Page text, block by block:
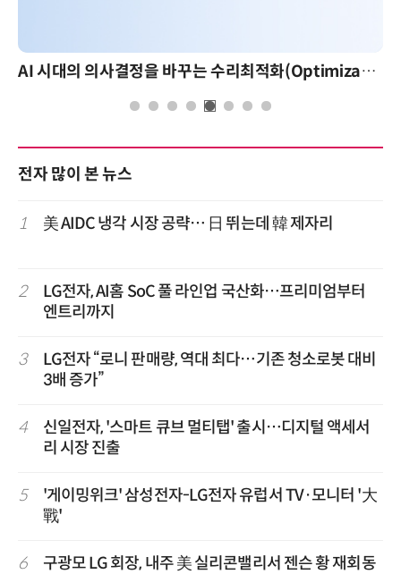
AI 시대의 의사결정을 바꾸는 수리최적화(Optimization): 실제 산업 적용 사례와 활용 전략
전자 많이 본 뉴스
1 美 AIDC 냉각 시장 공략… 日 뛰는데 韓 제자리
2
LG전자, AI홈 SoC 풀 라인업 국산화…프리미엄부터
엔트리까지
3
LG전자 “로니 판매량, 역대 최다…기존 청소로봇 대비
3배 증가”
4
신일전자, '스마트 큐브 멀티탭' 출시…디지털 액세서
리 시장 진출
5
'게이밍위크' 삼성전자-LG전자 유럽서 TV·모니터 '大
戰'
6 구광모 LG 회장, 내주 美 실리콘밸리서 젠슨 황 재회동